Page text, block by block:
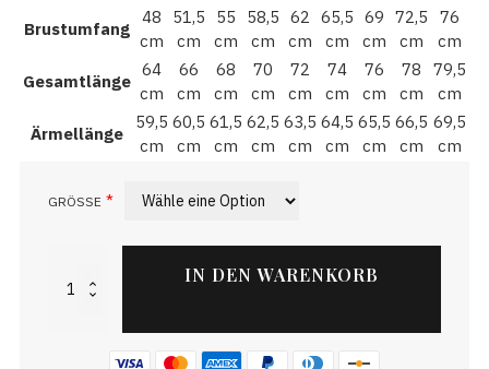
Brustumfang
48
cm
51,5
cm
55
cm
58,5
cm
62
cm
65,5
cm
69
cm
72,5
cm
76
cm
Gesamtlänge
64
cm
66
cm
68
cm
70
cm
72
cm
74
cm
76
cm
78
cm
79,5
cm
Ärmellänge
59,5
cm
60,5
cm
61,5
cm
62,5
cm
63,5
cm
64,5
cm
65,5
cm
66,5
cm
69,5
cm
GRÖSSE *
WEIHNACHTS
IN DEN WARENKORB